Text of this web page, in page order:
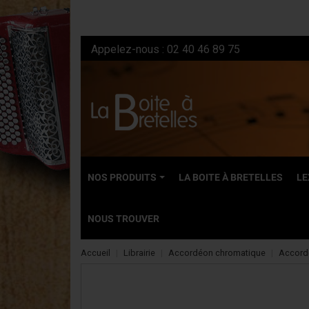
Appelez-nous : 02 40 46 89 75
NOS PRODUITS
NEUFS
LA BOITE À BRETELLES
NOUS TROUVER
Accueil Librairie Accordéon chromatique